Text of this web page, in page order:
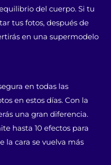
del cuerpo. Si tu
tus fotos, después de
en una supermodelo
en todas las
en estos días. Con la
una gran diferencia.
hasta 10 efectos para
la cara se vuelva más